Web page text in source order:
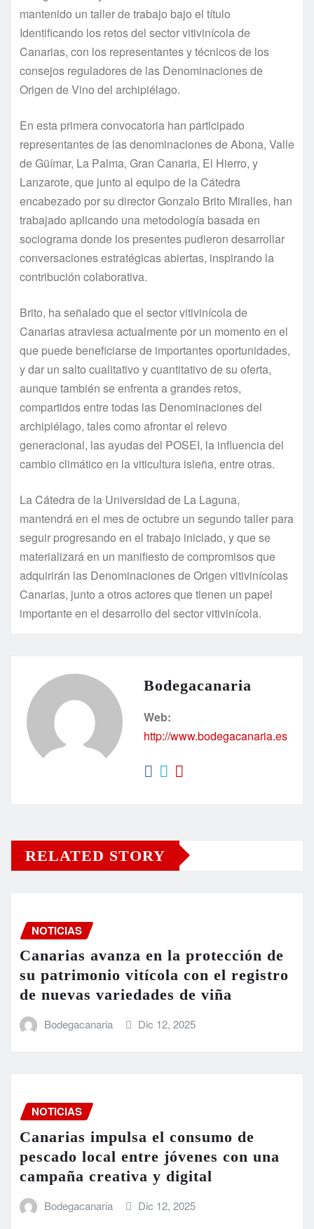
mantenido un taller de trabajo bajo el título
Identificando los retos del sector vitivinícola de
Canarias, con los representantes y técnicos de los
consejos reguladores de las Denominaciones de
Origen de Vino del archipiélago.
En esta primera convocatoria han participado
representantes de las denominaciones de Abona, Valle
de Güímar, La Palma, Gran Canaria, El Hierro, y
Lanzarote, que junto al equipo de la Cátedra
encabezado por su director Gonzalo Brito Miralles, han
trabajado aplicando una metodología basada en
sociograma donde los presentes pudieron desarrollar
conversaciones estratégicas abiertas, inspirando la
contribución colaborativa.
Brito, ha señalado que el sector vitivinícola de
Canarias atraviesa actualmente por un momento en el
que puede beneficiarse de importantes oportunidades,
y dar un salto cualitativo y cuantitativo de su oferta,
aunque también se enfrenta a grandes retos,
compartidos entre todas las Denominaciones del
archipiélago, tales como afrontar el relevo
generacional, las ayudas del POSEI, la influencia del
cambio climático en la viticultura isleña, entre otras.
La Cátedra de la Universidad de La Laguna,
mantendrá en el mes de octubre un segundo taller para
seguir progresando en el trabajo iniciado, y que se
materializará en un manifiesto de compromisos que
adquirirán las Denominaciones de Origen vitivinícolas
Canarias, junto a otros actores que tienen un papel
importante en el desarrollo del sector vitivinícola.
Bodegacanaria
Web:
http://www.bodegacanaria.es
RELATED STORY
NOTICIAS
Canarias avanza en la protección de
su patrimonio vitícola con el registro
de nuevas variedades de viña
Bodegacanaria Dic 12, 2025
NOTICIAS
Canarias impulsa el consumo de
pescado local entre jóvenes con una
campaña creativa y digital
Bodegacanaria Dic 12, 2025